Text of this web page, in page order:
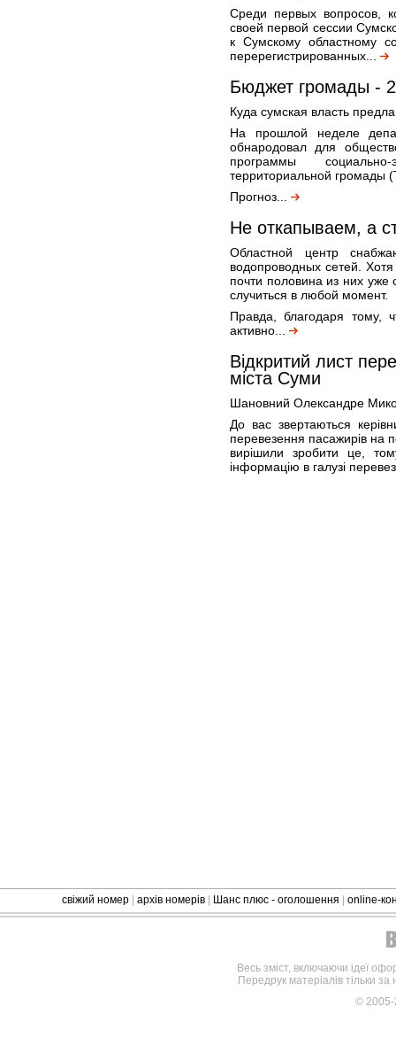
Среди первых вопросов,
своей первой сессии
к Сумскому областному
перерегистрированных...
Бюджет громады -
Куда сумская власть
На прошлой неделе
обнародовал для
программы
территориальной громады
Прогноз...
Не откапываем, а
Областной центр
водопроводных сетей.
почти половина из них уже
случиться в любой момент.
Правда, благодаря тому,
активно...
Відкритий лист
міста Суми
Шановний Олександре
До вас звертаються
перевезення пасажирів на
вирішили зробити це,
інформацію в галузі
свіжий номер архів номерів Шанс плюс - оголошення online-
Весь зміст, включаючи ідеї
Передрук матеріалів тільки
©